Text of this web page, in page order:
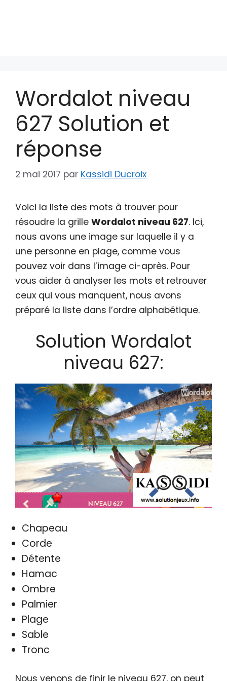
Wordalot niveau
627 Solution et
réponse
2 mai 2017 par Kassidi Ducroix
Voici la liste des mots à trouver pour
résoudre la grille Wordalot niveau 627. Ici,
nous avons une image sur laquelle il y a
une personne en plage, comme vous
pouvez voir dans l’image ci-après. Pour
vous aider à analyser les mots et retrouver
ceux qui vous manquent, nous avons
préparé la liste dans l’ordre alphabétique.
Solution Wordalot
niveau 627:
Chapeau
Corde
Détente
Hamac
Ombre
Palmier
Plage
Sable
Tronc
Nous venons de finir le niveau 627, on peut